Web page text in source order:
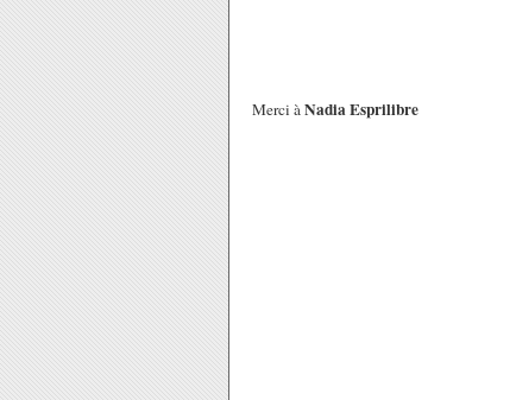
Merci àNadia Esprilibre